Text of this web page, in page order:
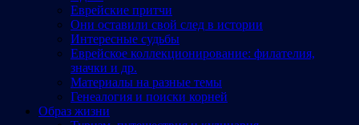
Еврейские притчи
Они оставили свой след в истории
Интересные судьбы
Еврейское коллекционирование: филателия,
значки и др.
Материалы на разные темы
Генеалогия и поиски корней
Образ жизни